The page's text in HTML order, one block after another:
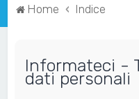
Home Indice
Informateci -
dati personali